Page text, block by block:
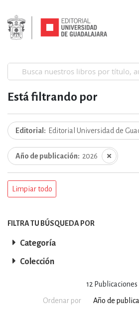
12 Publicaciones
Ordenar por
Está filtrando por
Editorial Editorial Universidad de
Año de publicación 2026
Limpiar todo
FILTRA TU BÚSQUEDA POR
Categoría
Colección